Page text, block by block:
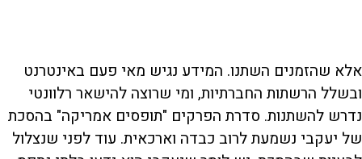
אלא שהזמנים השתנו. המידע נגיש מאי פעם באינטרנט
ובשלל הרשתות החברתיות, ומי שרוצה להישאר רלוונטי
נדרש להשתנות. סדרת הפרקים "תופסים אמריקה" בהסכת
של יעקבי נשמעת לרוב כבדה וארכאית. עוד לפני שנצלול